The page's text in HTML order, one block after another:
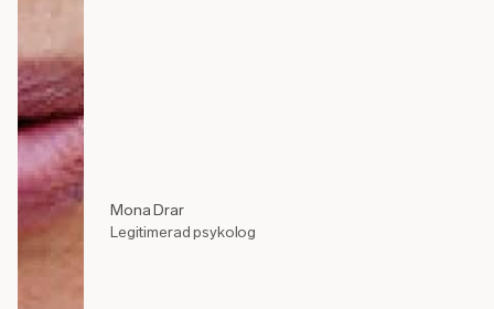
Mona Drar
Legitimerad psykolog